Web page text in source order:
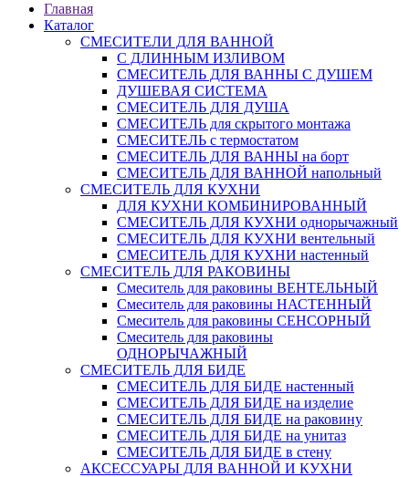
Главная
Каталог
СМЕСИТЕЛИ ДЛЯ ВАННОЙ
С ДЛИННЫМ ИЗЛИВОМ
СМЕСИТЕЛЬ ДЛЯ ВАННЫ С ДУШЕМ
ДУШЕВАЯ СИСТЕМА
СМЕСИТЕЛЬ ДЛЯ ДУША
СМЕСИТЕЛЬ для скрытого монтажа
СМЕСИТЕЛЬ с термостатом
СМЕСИТЕЛЬ ДЛЯ ВАННЫ на борт
СМЕСИТЕЛЬ ДЛЯ ВАННОЙ напольный
СМЕСИТЕЛЬ ДЛЯ КУХНИ
ДЛЯ КУХНИ КОМБИНИРОВАННЫЙ
СМЕСИТЕЛЬ ДЛЯ КУХНИ однорычажный
СМЕСИТЕЛЬ ДЛЯ КУХНИ вентельный
СМЕСИТЕЛЬ ДЛЯ КУХНИ настенный
СМЕСИТЕЛЬ ДЛЯ РАКОВИНЫ
Смеситель для раковины ВЕНТЕЛЬНЫЙ
Смеситель для раковины НАСТЕННЫЙ
Смеситель для раковины СЕНСОРНЫЙ
Смеситель для раковины
ОДНОРЫЧАЖНЫЙ
СМЕСИТЕЛЬ ДЛЯ БИДЕ
СМЕСИТЕЛЬ ДЛЯ БИДЕ настенный
СМЕСИТЕЛЬ ДЛЯ БИДЕ на изделие
СМЕСИТЕЛЬ ДЛЯ БИДЕ на раковину
СМЕСИТЕЛЬ ДЛЯ БИДЕ на унитаз
СМЕСИТЕЛЬ ДЛЯ БИДЕ в стену
АКСЕССУАРЫ ДЛЯ ВАННОЙ И КУХНИ